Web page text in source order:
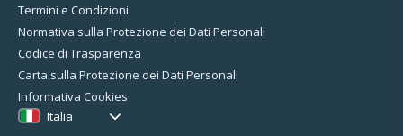
Termini e Condizioni
Normativa sulla Protezione dei Dati Personali
Codice di Trasparenza
Carta sulla Protezione dei Dati Personali
Informativa Cookies
Italia